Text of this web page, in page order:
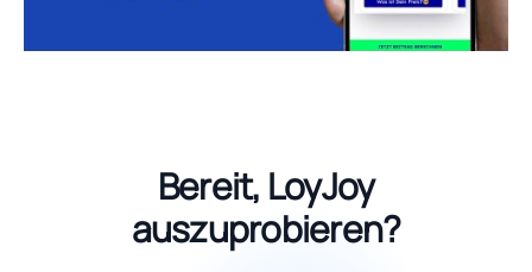
Bereit, LoyJoy
auszuprobieren?